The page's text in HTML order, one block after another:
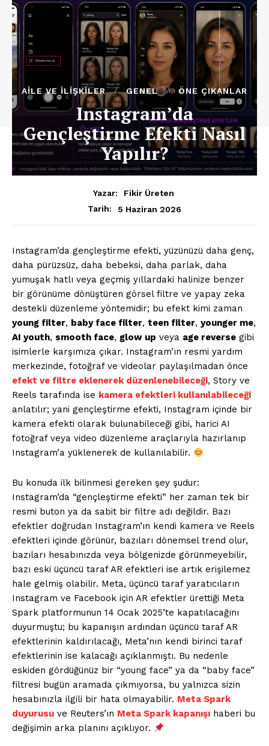
AILE VE İLIŞKILER GENEL ÖNE ÇIKANLAR
Instagram’da
Gençleştirme Efekti Nasıl
Yapılır?
Yazar:
Fikir Üreten
Tarih:
5 Haziran 2026
Instagram’da gençleştirme efekti, yüzünüzü daha genç,
daha pürüzsüz, daha bebeksi, daha parlak, daha
yumuşak hatlı veya geçmiş yıllardaki halinize benzer
bir görünüme dönüştüren görsel filtre ve yapay zeka
destekli düzenleme yöntemidir; bu efekt kimi zaman
young filter, baby face filter, teen filter, younger me,
AI youth, smooth face, glow up veya age reverse gibi
isimlerle karşımıza çıkar. Instagram’ın resmi yardım
merkezinde, fotoğraf ve videolar paylaşılmadan önce
efekt ve filtre eklenerek düzenlenebileceği, Story ve
Reels tarafında ise kamera efektleri kullanılabileceği
anlatılır; yani gençleştirme efekti, Instagram içinde bir
kamera efekti olarak bulunabileceği gibi, harici AI
fotoğraf veya video düzenleme araçlarıyla hazırlanıp
Instagram’a yüklenerek de kullanılabilir.
Bu konuda ilk bilinmesi gereken şey şudur:
Instagram’da “gençleştirme efekti” her zaman tek bir
resmi buton ya da sabit bir filtre adı değildir. Bazı
efektler doğrudan Instagram’ın kendi kamera ve Reels
efektleri içinde görünür, bazıları dönemsel trend olur,
bazıları hesabınızda veya bölgenizde görünmeyebilir,
bazı eski üçüncü taraf AR efektleri ise artık erişilemez
hale gelmiş olabilir. Meta, üçüncü taraf yaratıcıların
Instagram ve Facebook için AR efektler ürettiği Meta
Spark platformunun 14 Ocak 2025’te kapatılacağını
duyurmuştu; bu kapanışın ardından üçüncü taraf AR
efektlerinin kaldırılacağı, Meta’nın kendi birinci taraf
efektlerinin ise kalacağı açıklanmıştı. Bu nedenle
eskiden gördüğünüz bir “young face” ya da “baby face”
filtresi bugün aramada çıkmıyorsa, bu yalnızca sizin
hesabınızla ilgili bir hata olmayabilir. Meta Spark
duyurusu ve Reuters’ın Meta Spark kapanışı haberi bu
değişimin arka planını açıklıyor.